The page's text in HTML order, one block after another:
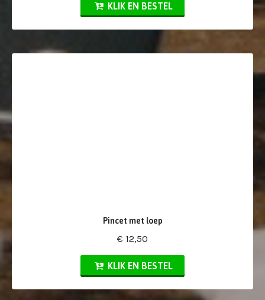
KLIK EN BESTEL
Pincet met loep
€ 12,50
KLIK EN BESTEL